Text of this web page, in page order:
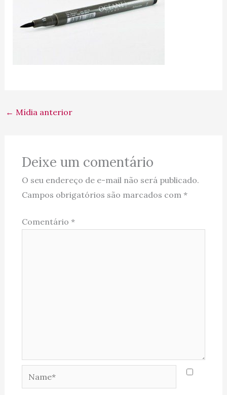
← Mídia anterior
Deixe um comentário
O seu endereço de e-mail não será publicado.
Campos obrigatórios são marcados com *
Comentário *
Name*